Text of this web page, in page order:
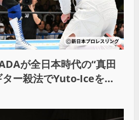
が全日本時代の“真田
ター殺法でYuto-Iceを
考えろ。感じるな」